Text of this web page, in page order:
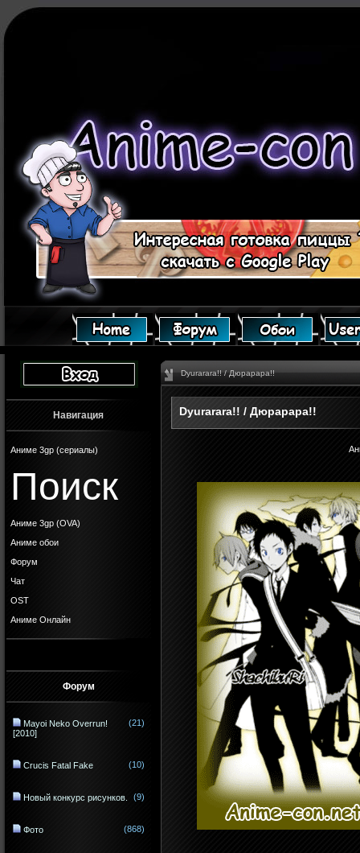
Навигация
Аниме 3gp (сериалы)
Поиск
Аниме 3gp (OVA)
Аниме обои
Форум
Чат
OST
Аниме Онлайн
Форум
Mayoi Neko Overrun!
[2010]
(21)
Crucis Fatal Fake (10)
Новый конкурс рисунков. (9)
Фото (868)
Dyurarara!! / Дюрарара!!
Dyurarara!! / Дюрарара!!